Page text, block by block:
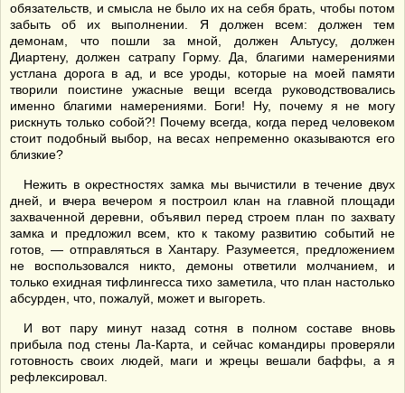
обязательств, и смысла не было их на себя брать, чтобы потом
забыть об их выполнении. Я должен всем: должен тем
демонам, что пошли за мной, должен Альтусу, должен
Диартену, должен сатрапу Горму. Да, благими намерениями
устлана дорога в ад, и все уроды, которые на моей памяти
творили поистине ужасные вещи всегда руководствовались
именно благими намерениями. Боги! Ну, почему я не могу
рискнуть только собой?! Почему всегда, когда перед человеком
стоит подобный выбор, на весах непременно оказываются его
близкие?
Нежить в окрестностях замка мы вычистили в течение двух
дней, и вчера вечером я построил клан на главной площади
захваченной деревни, объявил перед строем план по захвату
замка и предложил всем, кто к такому развитию событий не
готов, — отправляться в Хантару. Разумеется, предложением
не воспользовался никто, демоны ответили молчанием, и
только ехидная тифлингесса тихо заметила, что план настолько
абсурден, что, пожалуй, может и выгореть.
И вот пару минут назад сотня в полном составе вновь
прибыла под стены Ла-Карта, и сейчас командиры проверяли
готовность своих людей, маги и жрецы вешали баффы, а я
рефлексировал.